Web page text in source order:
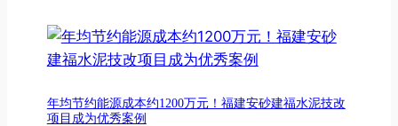
年均节约能源成本约1200万元！福建安砂建福水泥技改
项目成为优秀案例